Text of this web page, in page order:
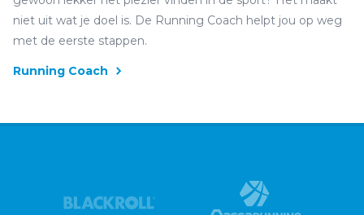
niet uit wat je doel is. De Running Coach helpt jou op weg
met de eerste stappen.
Running Coach